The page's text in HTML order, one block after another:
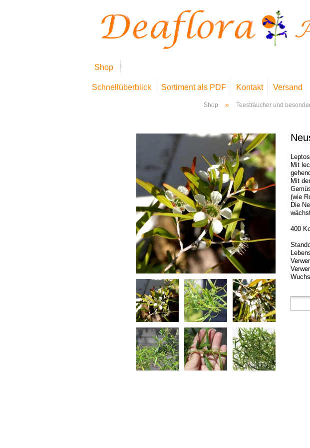
Shop
Schnellüberblick Sortiment als PDF Kontakt Versand
Shop » Teesträucher und
Mit
Mit
(wie
Die
400